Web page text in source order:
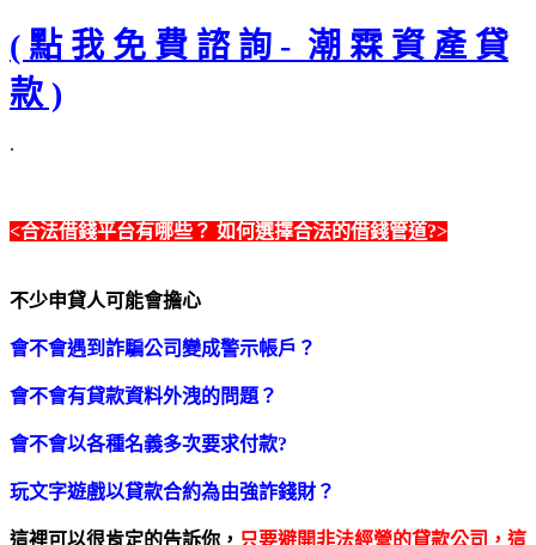
( 點 我 免 費 諮 詢 - 潮 霖 資 產 貸
款 )
.
<合法借錢平台有哪些？ 如何選擇合法的借錢管道?>
不少申貸人可能會擔心
會不會遇到詐騙公司變成警示帳戶？
會不會有貸款資料外洩的問題？
會不會以各種名義多次要求付款?
玩文字遊戲以貸款合約為由強詐錢財？
這裡可以很肯定的告訴你， 只要避開非法經營的貸款公司，這